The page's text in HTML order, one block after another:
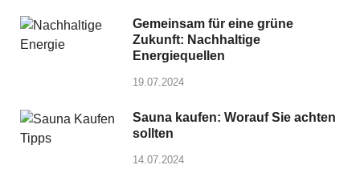
Gemeinsam für eine grüne
Zukunft: Nachhaltige
Energiequellen
19.07.2024
Sauna kaufen: Worauf Sie achten
sollten
14.07.2024